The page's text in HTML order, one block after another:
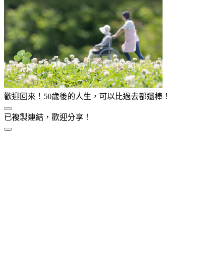
歡迎回來！50歲後的人生，可以比過去都還棒！
已複製連結，歡迎分享！